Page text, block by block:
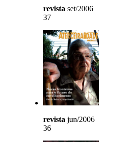
revista set/2006
37
revista jun/2006
36